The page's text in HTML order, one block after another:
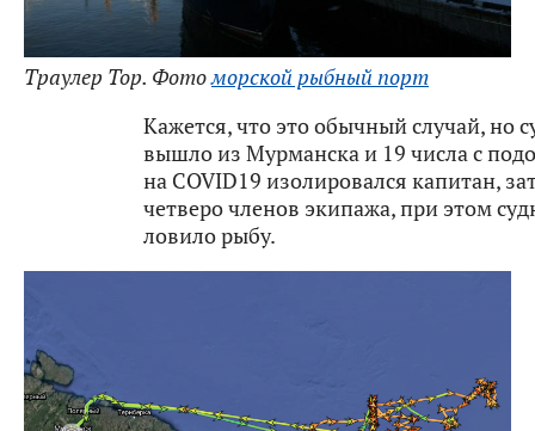
Траулер Тор. Фотоморской рыбный порт
Кажется, что это обычный случай, но
вышло из Мурманска и 19 числа с
на COVID19 изолировался капитан,
четверо членов экипажа, при этом
ловило рыбу.